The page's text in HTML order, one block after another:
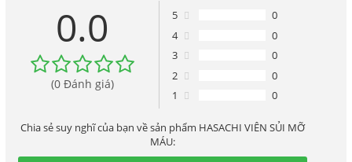
0.0
(0 Đánh giá)
5
0
4
0
3
0
2
0
1
0
Chia sẻ suy nghĩ của bạn về sản phẩm HASACHI VIÊN SỦI MỠ
MÁU: